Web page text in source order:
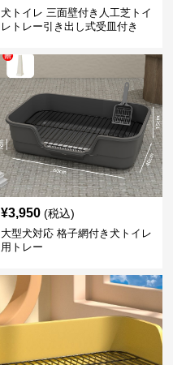
犬トイレ 三面壁付き人工芝トイ
レトレー引き出し式受皿付き
¥3,950 (税込)
大型犬対応 格子網付き犬トイレ
用トレー